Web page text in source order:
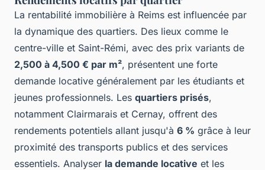
La rentabilité immobilière à Reims est influencée par
la dynamique des quartiers. Des lieux comme le
centre-ville et Saint-Rémi, avec des prix variants de
2,500 à 4,500 € par m², présentent une forte
demande locative généralement par les étudiants et
jeunes professionnels. Les quartiers prisés,
notamment Clairmarais et Cernay, offrent des
rendements potentiels allant jusqu'à 6 % grâce à leur
proximité des transports publics et des services
essentiels. Analyser la demande locative et les